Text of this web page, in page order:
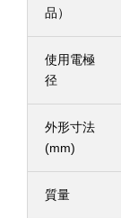
品）
使用電極
径
外形寸法
(mm)
質量